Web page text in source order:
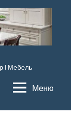
l Мебель
Меню